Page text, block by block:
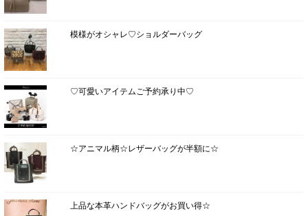
模様がオシャレ♡ショルダーバッグ
♡可愛いアイテムご予約承り中♡
☆アニマル柄☆レザーバッグが半額に☆
上品な本革ハンドバッグがお買い得☆